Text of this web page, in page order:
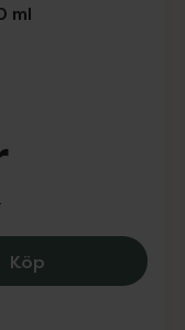
ml
KöpThe Ordinary